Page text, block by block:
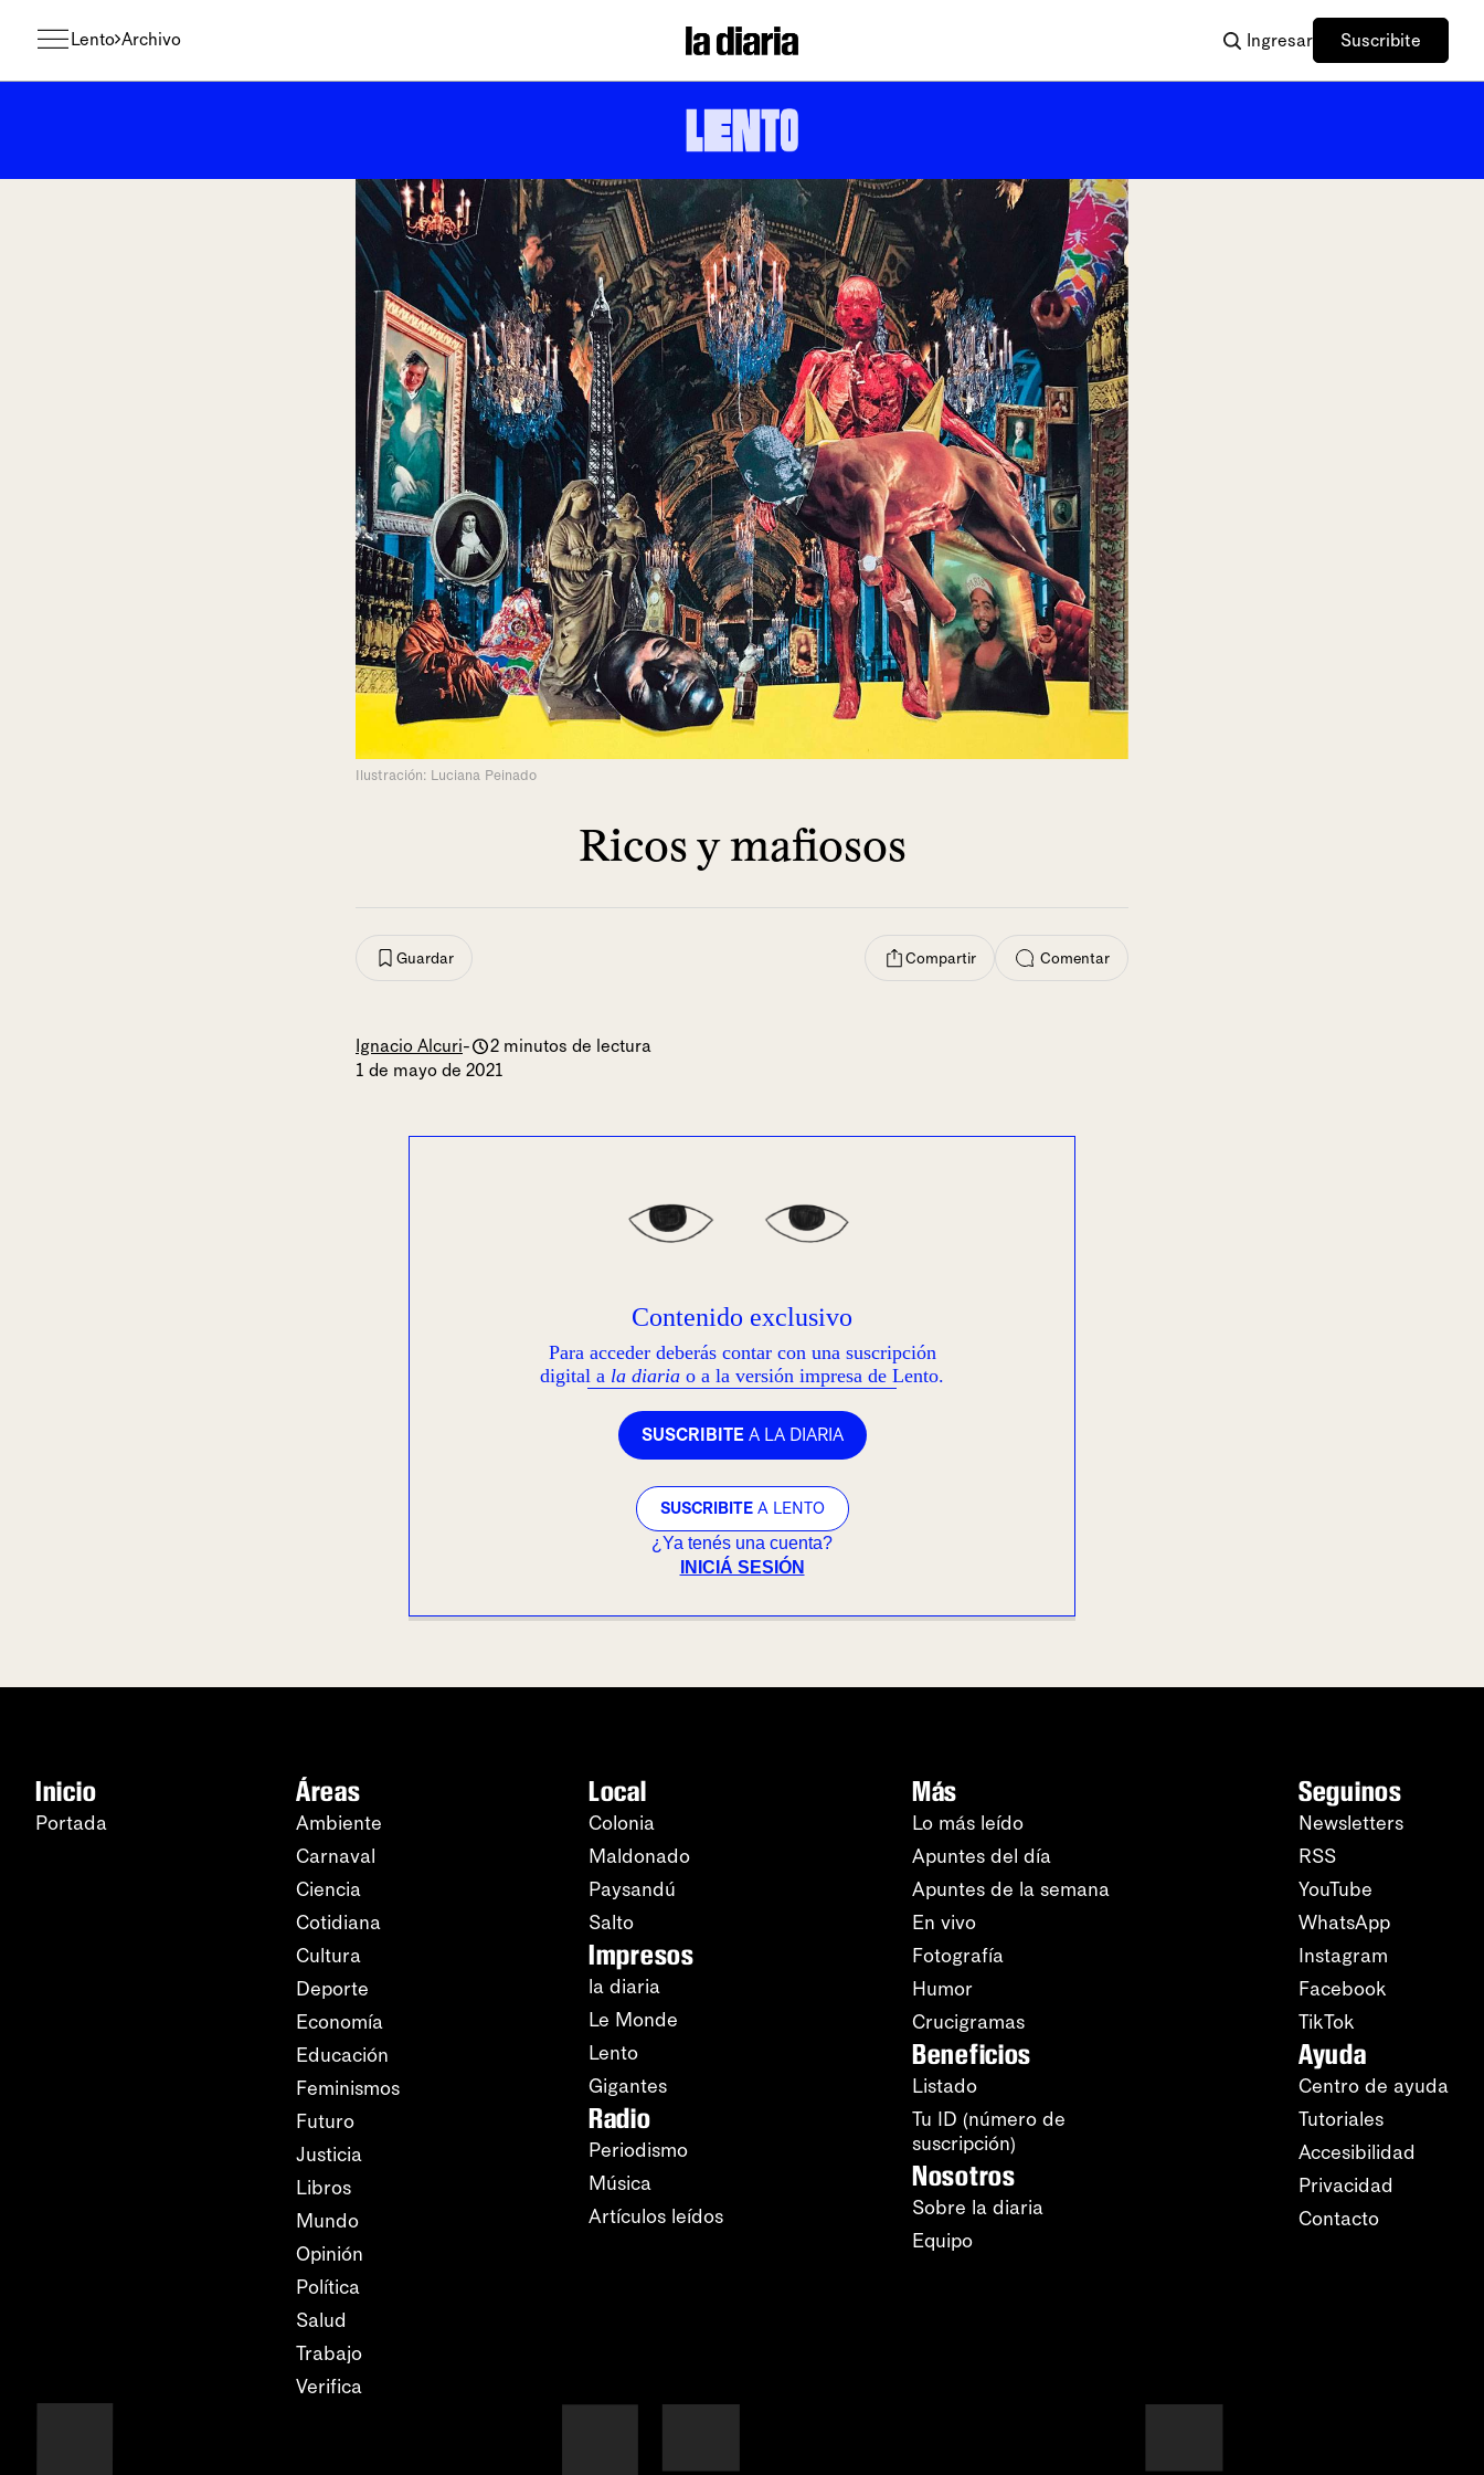
Lento Archivo Ingresar Suscribite
Ilustración: Luciana Peinado
Ricos y mafiosos
Guardar Compartir Comentar
Ignacio Alcuri-
2 minutos de lectura
1 de mayo de 2021
Contenido exclusivo
Para acceder deberás contar con una suscripción
digital a la diaria o a la versión impresa de Lento.
SUSCRIBITEA LA DIARIA
SUSCRIBITEA LENTO
¿Ya tenés una cuenta?
INICIÁ SESIÓN
Inicio
Portada
Áreas
Ambiente
Carnaval
Ciencia
Cotidiana
Cultura
Deporte
Economía
Educación
Feminismos
Futuro
Justicia
Libros
Mundo
Opinión
Política
Salud
Trabajo
Verifica
Local
Colonia
Maldonado
Paysandú
Salto
Impresos
la diaria
Le Monde
Lento
Gigantes
Radio
Periodismo
Música
Artículos leídos
Más
Lo más leído
Apuntes del día
Apuntes de la semana
En vivo
Fotografía
Humor
Crucigramas
Beneficios
Listado
Tu ID (número de
suscripción)
Nosotros
Sobre la diaria
Equipo
Seguinos
Newsletters
RSS
YouTube
WhatsApp
Instagram
Facebook
TikTok
Ayuda
Centro de ayuda
Tutoriales
Accesibilidad
Privacidad
Contacto